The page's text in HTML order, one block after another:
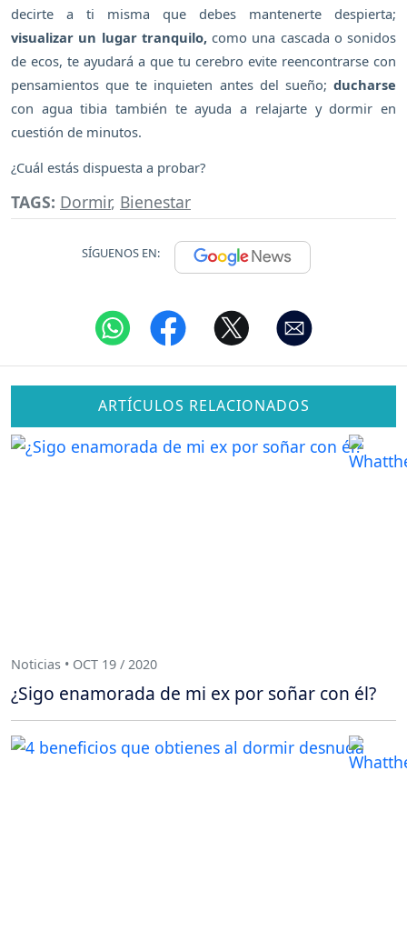
decirte a ti misma que debes mantenerte despierta;
visualizar un lugar tranquilo, como una cascada o sonidos
de ecos, te ayudará a que tu cerebro evite reencontrarse con
pensamientos que te inquieten antes del sueño; ducharse
con agua tibia también te ayuda a relajarte y dormir en
cuestión de minutos.
¿Cuál estás dispuesta a probar?
TAGS: Dormir, Bienestar
SÍGUENOS EN:
ARTÍCULOS RELACIONADOS
Noticias • OCT 19 / 2020
¿Sigo enamorada de mi ex por soñar con él?